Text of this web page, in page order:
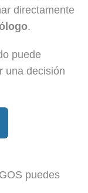
directamente
.
puede
una decisión
puedes